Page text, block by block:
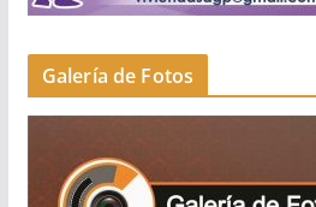
Galería de Fotos